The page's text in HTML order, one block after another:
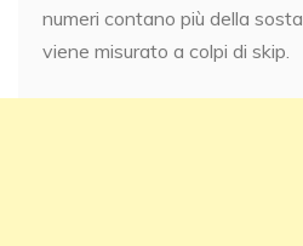
numeri contano più della
viene misurato a colpi di skip.